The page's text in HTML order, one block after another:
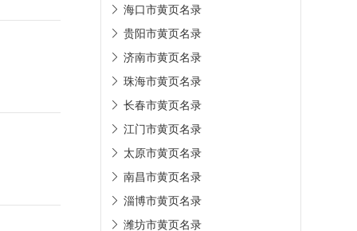
海口市黄页名录
贵阳市黄页名录
济南市黄页名录
珠海市黄页名录
长春市黄页名录
江门市黄页名录
太原市黄页名录
南昌市黄页名录
淄博市黄页名录
潍坊市黄页名录